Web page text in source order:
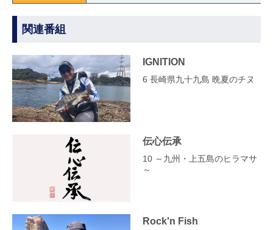
関連番組
IGNITION
6 長崎県九十九島 晩夏のチヌ
伝心伝承
10 ～九州・上五島のヒラマサ
～
Rock'n Fish